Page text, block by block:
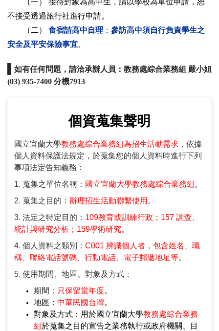
不接受透過旅行社進行申請。
（二） 食宿請高中自理 ； 參訪高中須自行負責學生之
安全及平安保險事宜。
如有任何問題，請洽承辦人員：教務處綜合業務組 嚴小姐
(03) 935-7400 分機7913
個資蒐集聲明
國立宜蘭大學教務處綜合業務組為招生活動需求 ，依據
個人資料保護法規定，於蒐集您的個人資料時進行下列
事項法定告知義務：
1. 蒐集之單位名稱： 國立宜蘭大學教務處綜合業務組 。
2. 蒐集之目的： 辦理招生活動聯繫使用 。
3. 法定之特定目的： 109教育或訓練行政；157 調查、
統計與研究分析；159學術研究。
4. 個人資料之類別： C001 辨識個人者，包含姓名、職
稱、聯絡電話號碼、行動電話、電子郵遞地址等。
5. 使用期間、地區、對象及方式：
期間： 只保留當年度。
地區： 中華民國台灣。
對象及方式：用於國立宜蘭大學教務處綜合業務
組於蒐集之目的宣告之業務執行或政府機關、目
透過旅行社進行申請。
*申請人姓名:
* 申請人單位:
分機
申請人手機:
申請人e-mail信箱:
希望參訪日期: